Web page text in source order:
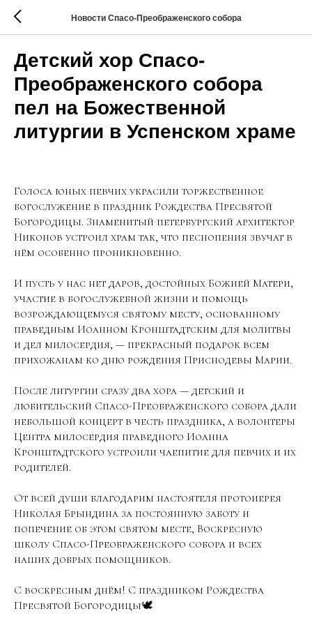
Новости Спасо-Преображенского собора
Детский хор Спасо-
Преображенского собора
пел на Божественной
литургии в Успенском храме
Голоса юных певчих украсили торжественное
богослужение в праздник Рождества Пресвятой
Богородицы. Знаменитый петербургский архитектор
Никонов устроил храм так, что песнопения звучат в
нём особенно проникновенно.
И пусть у нас нет даров, достойных Божией Матери,
участие в богослужебной жизни и помощь
возрождающемуся святому месту, основанному
праведным Иоанном Кронштадтским для молитвы
и дел милосердия, — прекрасный подарок всем
прихожанам ко дню рождения Приснодевы Марии.
После литургии сразу два хора — детский и
любительский Спасо-Преображенского собора дали
небольшой концерт в честь праздника, а волонтеры
Центра милосердия праведного Иоанна
Кронштадтского устроили чаепитие для певчих и их
родителей.
От всей души благодарим настоятеля протоиерея
Николая Брындина за постоянную заботу и
попечение об этом святом месте, Воскресную
школу Спасо-Преображенского собора и всех
наших добрых помощников.
С воскресным днём! С праздником Рождества
Пресвятой Богородицы🕊️